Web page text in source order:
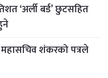
‘अर्ली बर्ड’ छुटसहित
शंकरको पत्रले